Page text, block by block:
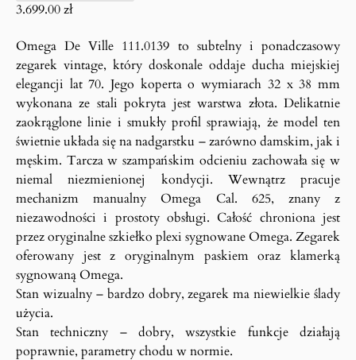
3.699.00zł
Omega De Ville 111.0139 to subtelny i ponadczasowy
zegarek vintage, który doskonale oddaje ducha miejskiej
elegancji lat 70. Jego koperta o wymiarach 32 x 38 mm
wykonana ze stali pokryta jest warstwa złota. Delikatnie
zaokrąglone linie i smukły profil sprawiają, że model ten
świetnie układa się na nadgarstku – zarówno damskim, jak i
męskim. Tarcza w szampańskim odcieniu zachowała się w
niemal niezmienionej kondycji. Wewnątrz pracuje
mechanizm manualny Omega Cal. 625, znany z
niezawodności i prostoty obsługi. Całość chroniona jest
przez oryginalne szkiełko plexi sygnowane Omega. Zegarek
oferowany jest z oryginalnym paskiem oraz klamerką
sygnowaną Omega.
Stan wizualny – bardzo dobry, zegarek ma niewielkie ślady
użycia.
Stan techniczny – dobry, wszystkie funkcje działają
poprawnie, parametry chodu w normie.